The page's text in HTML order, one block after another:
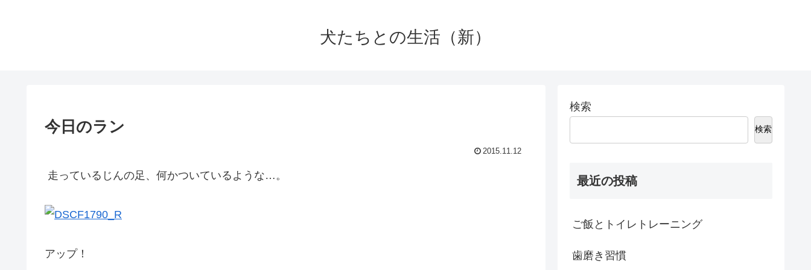
犬たちとの生活（新）
今日のラン
2015.11.12
走っているじんの足、何かついているような…。
アップ！
検索
検索
最近の投稿
ご飯とトイレトレーニング
歯磨き習慣